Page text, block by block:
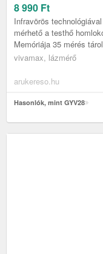
8 990 Ft
Infravörös
mérhető a testhő
Memóriája 35 mérés
vivamax, lázmérő
arukereso.hu
Hasonlók, mint GYV28